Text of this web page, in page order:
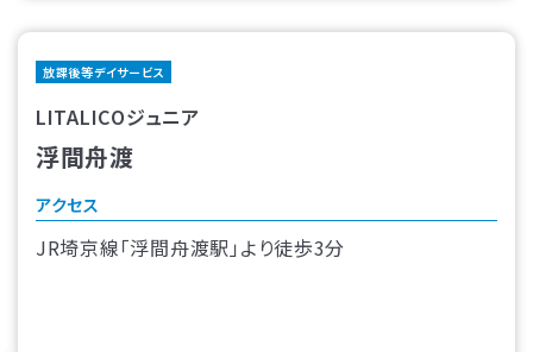
放課後等デイサービス
LITALICOジュニア
浮間舟渡
アクセス
JR埼京線「浮間舟渡駅」より徒歩3分